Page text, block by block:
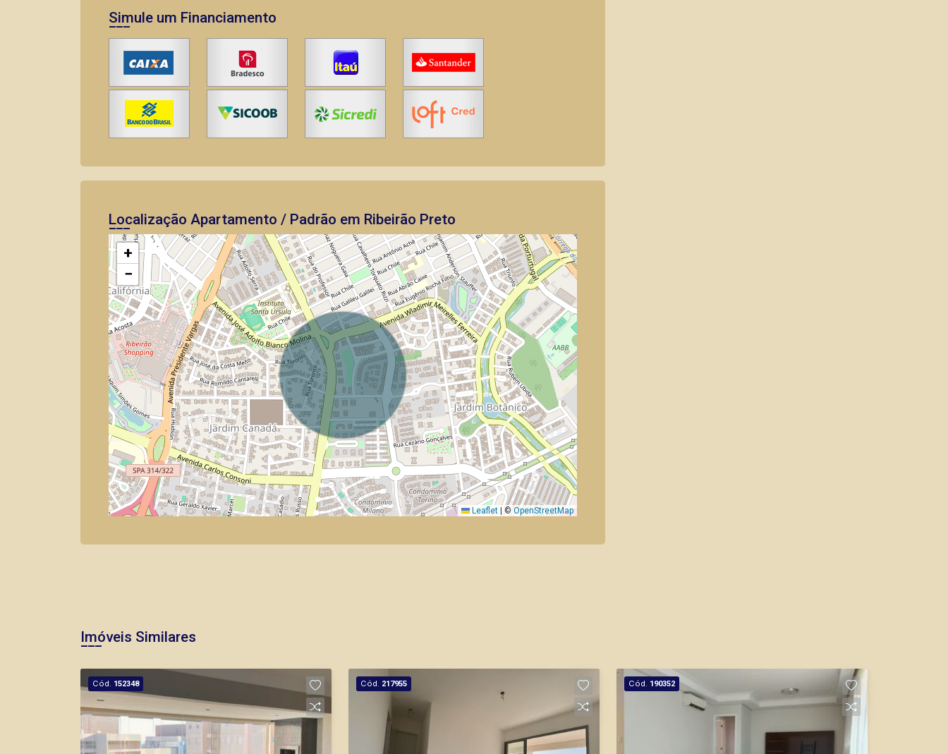
Simule um Financiamento
Localização Apartamento / Padrão em Ribeirão Preto
+
−
Leaflet © OpenStreetMap
Imóveis Similares
Cód. 152348 Cód. 217955 Cód. 190352